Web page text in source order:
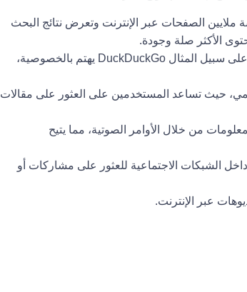
الصفحات عبر الإنترنت وتعرض نتائج البحث
الأكثر صلة وجودة.
تركز على مواضيع أو صناعات معينة على سبيل المثال DuckDuckGo يهتم بالخصوصية،
حيث تساعد المستخدمين على العثور على مقالات
من خلال الأوامر الصوتية، مما يتيح
الشبكات الاجتماعية للعثور على مشاركات أو
عبر الإنترنت.